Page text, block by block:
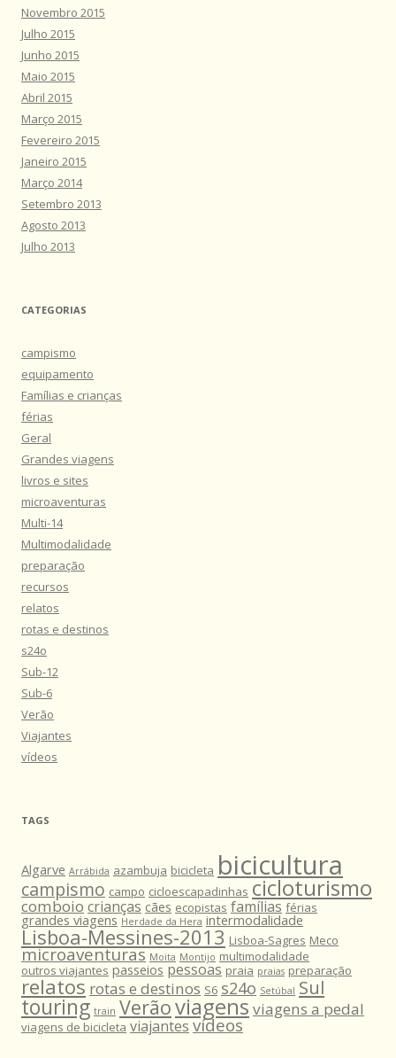
Novembro 2015
Julho 2015
Junho 2015
Maio 2015
Abril 2015
Março 2015
Fevereiro 2015
Janeiro 2015
Março 2014
Setembro 2013
Agosto 2013
Julho 2013
CATEGORIAS
campismo
equipamento
Famílias e crianças
férias
Geral
Grandes viagens
livros e sites
microaventuras
Multi-14
Multimodalidade
preparação
recursos
relatos
rotas e destinos
s24o
Sub-12
Sub-6
Verão
Viajantes
vídeos
TAGS
Algarve Arrábida azambuja bicicleta bicicultura
campismo campo cicloescapadinhas cicloturismo
comboio crianças cães ecopistas famílias férias
grandes viagens Herdade da Hera intermodalidade
Lisboa-Messines-2013 Lisboa-Sagres Meco
microaventuras Moita Montijo multimodalidade
outros viajantes passeios pessoas praia praias preparação
relatos rotas e destinos S6 s24o Setúbal Sul
touring train Verãoviagens viagens a pedal
viagens de bicicleta viajantes vídeos